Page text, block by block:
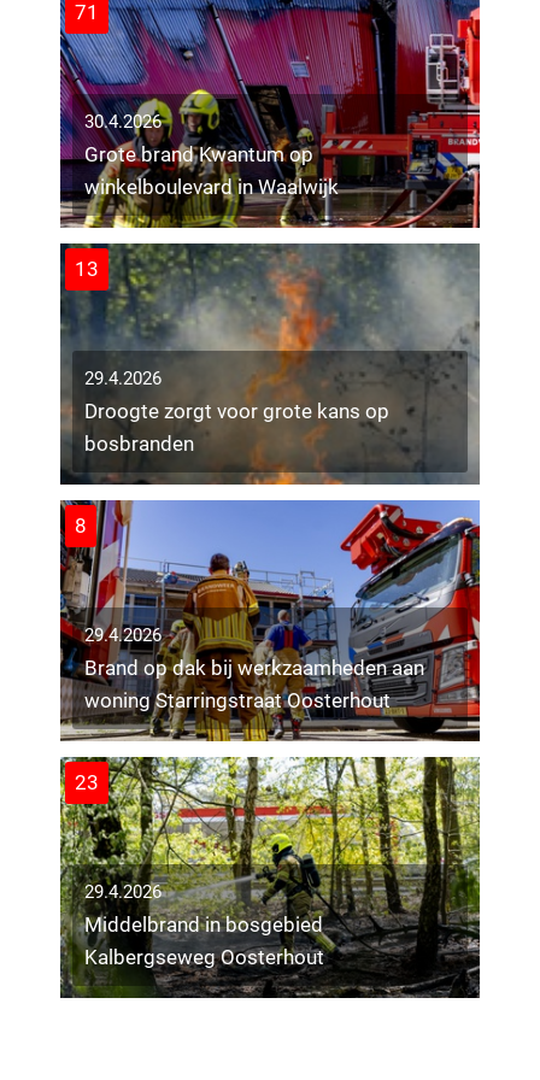
71
30.4.2026
Grote brand Kwantum op
winkelboulevard in Waalwijk
13
29.4.2026
Droogte zorgt voor grote kans op
bosbranden
8
29.4.2026
Brand op dak bij werkzaamheden aan
woning Starringstraat Oosterhout
23
29.4.2026
Middelbrand in bosgebied
Kalbergseweg Oosterhout
28.4.2026
Automobilist veroorzaakt ravage bij
appartementencomplex
27.4.2026
Passagier motor ernstig gewond bij
27.4.2026